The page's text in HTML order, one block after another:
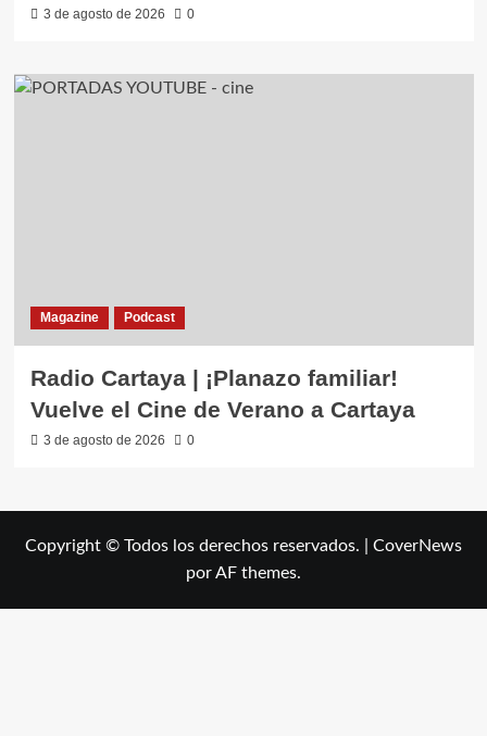
3 de agosto de 2026 0
Magazine Podcast
Radio Cartaya | ¡Planazo familiar!
Vuelve el Cine de Verano a Cartaya
3 de agosto de 2026 0
Copyright © Todos los derechos reservados.
CoverNews
por AF themes.